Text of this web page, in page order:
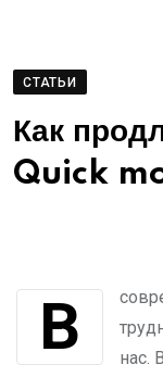
СТАТЬИ
Как
Quick
В современном мире финансовые
нас.